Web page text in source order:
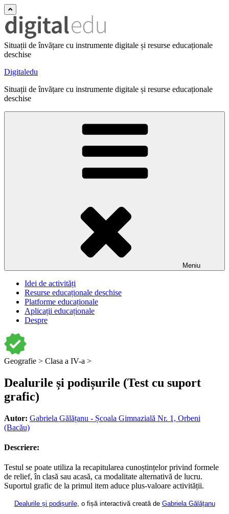
Situații de învățare cu instrumente digitale și resurse educaționale
deschise
Digitaledu
Situații de învățare cu instrumente digitale și resurse educaționale
deschise
Meniu
Idei de activități
Resurse educaționale deschise
Platforme educaționale
Aplicații educaționale
Despre
Geografie > Clasa a IV-a >
Dealurile și podișurile (Test cu suport
grafic)
Autor: Gabriela Gălățanu - Școala Gimnazială Nr. 1, Orbeni
(Bacău)
Descriere:
Testul se poate utiliza la recapitularea cunoștințelor privind formele
de relief, în clasă sau acasă, ca modalitate alternativă de lucru.
Suportul grafic de la primul item aduce plus-valoare activității.
Dealurile și podișurile, o fișă interactivă creată de Gabriela Gălățanu